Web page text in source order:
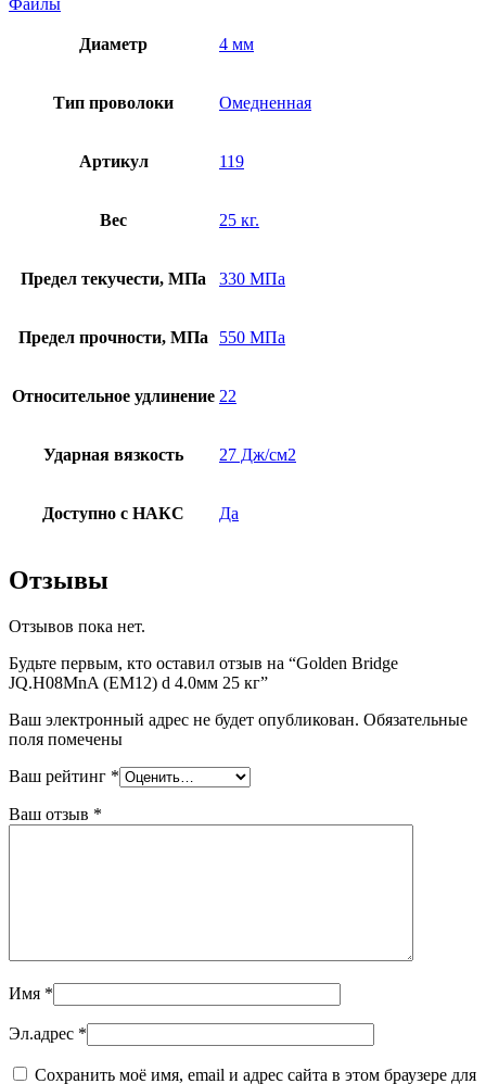
Файлы
Диаметр 4 мм
Тип проволоки Омедненная
Артикул 119
Вес 25 кг.
Предел текучести, МПа 330 МПа
Предел прочности, МПа 550 МПа
Относительное удлинение 22
Ударная вязкость 27 Дж/см2
Доступно с НАКС Да
Отзывы
Отзывов пока нет.
Будьте первым, кто оставил отзыв на “Golden Bridge
JQ.H08MnA (EM12) d 4.0мм 25 кг”
Ваш электронный адрес не будет опубликован. Обязательные
поля помечены
Ваш рейтинг *
Ваш отзыв *
Имя *
Эл.адрес *
Сохранить моё имя, email и адрес сайта в этом браузере для